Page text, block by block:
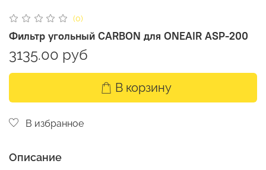
(0)
Фильтр угольный CARBON для ONEAIR ASP-200
3135.00 руб
В корзину
В избранное
Описание